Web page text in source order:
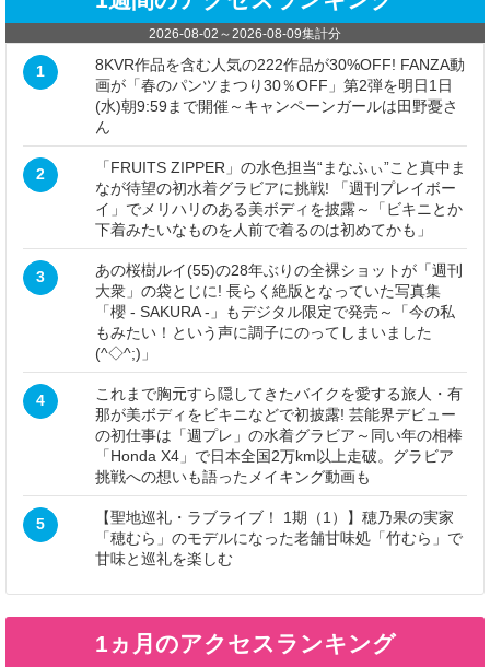
2026-08-02 ～ 2026-08-09集計分
1
8KVR作品を含む人気の222作品が30%OFF! FANZA動
画が「春のパンツまつり30％OFF」第2弾を明日1日
(水)朝9:59まで開催～キャンペーンガールは田野憂さ
ん
2
「FRUITS ZIPPER」の水色担当“まなふぃ”こと真中ま
なが待望の初水着グラビアに挑戦! 「週刊プレイボー
イ」でメリハリのある美ボディを披露～「ビキニとか
下着みたいなものを人前で着るのは初めてかも」
3
あの桜樹ルイ(55)の28年ぶりの全裸ショットが「週刊
大衆」の袋とじに! 長らく絶版となっていた写真集
「櫻 - SAKURA -」もデジタル限定で発売～「今の私
もみたい！という声に調子にのってしまいました
(^◇^;)」
4
これまで胸元すら隠してきたバイクを愛する旅人・有
那が美ボディをビキニなどで初披露! 芸能界デビュー
の初仕事は「週プレ」の水着グラビア～同い年の相棒
「Honda X4」で日本全国2万km以上走破。グラビア
挑戦への想いも語ったメイキング動画も
5
【聖地巡礼・ラブライブ！ 1期（1）】穂乃果の実家
「穂むら」のモデルになった老舗甘味処「竹むら」で
甘味と巡礼を楽しむ
1ヵ月のアクセスランキング